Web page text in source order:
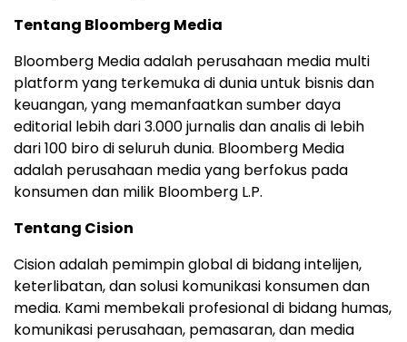
Tentang Bloomberg Media
Bloomberg Media adalah perusahaan media multi
platform yang terkemuka di dunia untuk bisnis dan
keuangan, yang memanfaatkan sumber daya
editorial lebih dari 3.000 jurnalis dan analis di lebih
dari 100 biro di seluruh dunia. Bloomberg Media
adalah perusahaan media yang berfokus pada
konsumen dan milik Bloomberg L.P.
Tentang Cision
Cision adalah pemimpin global di bidang intelijen,
keterlibatan, dan solusi komunikasi konsumen dan
media. Kami membekali profesional di bidang humas,
komunikasi perusahaan, pemasaran, dan media